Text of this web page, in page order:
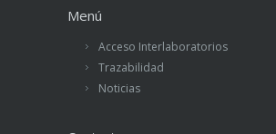
Menú
Acceso Interlaboratorios
Trazabilidad
Noticias